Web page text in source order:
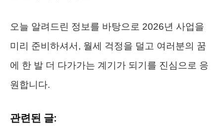
오늘 알려드린 정보를 바탕으로 2026년 사업을
미리 준비하셔서, 월세 걱정을 덜고 여러분의 꿈
에 한 발 더 다가가는 계기가 되기를 진심으로 응
원합니다.
관련된 글: